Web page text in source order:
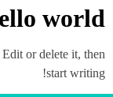
world!
or delete it, then
start writing!